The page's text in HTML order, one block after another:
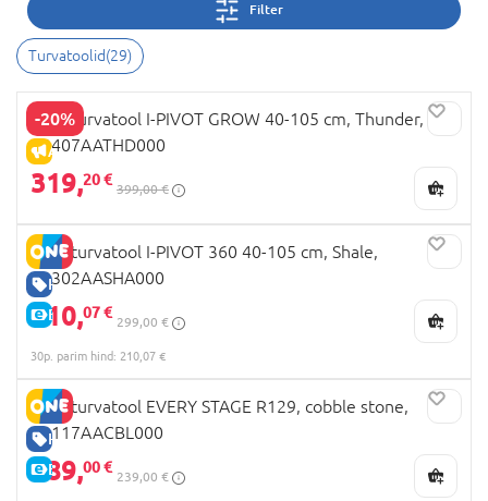
Filter
Turvatoolid(29)
-20%
ALLAHINDLUS
JOIE turvatool I-PIVOT GROW 40-105 cm, Thunder,
C2407AATHD000
319,20 €
399,00 €
HEA HIND
E-HIND
JOIE turvatool I-PIVOT 360 40-105 cm, Shale,
C2302AASHA000
210,07 €
299,00 €
30p. parim hind: 210,07 €
HEA HIND
E-HIND
JOIE turvatool EVERY STAGE R129, cobble stone,
C2117AACBL000
189,00 €
239,00 €